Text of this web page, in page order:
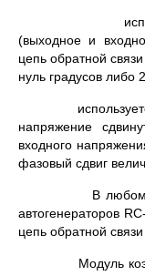
(выходное и
цепь обратной
нуль градусов либо
используется
напряжение
входного
фазовый сдвиг
В любом из
автогенерато­ров
цепь обратной
Модуль